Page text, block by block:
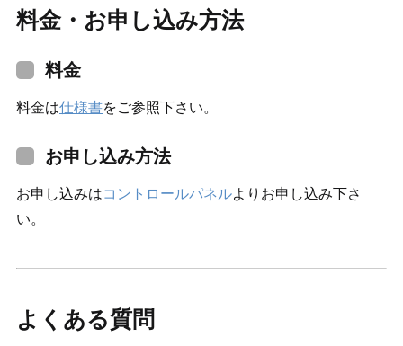
料金・お申し込み方法
料金
料金は仕様書をご参照下さい。
お申し込み方法
お申し込みはコントロールパネルよりお申し込み下さ
い。
よくある質問